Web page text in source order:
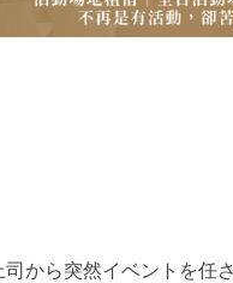
司から突然イベントを任